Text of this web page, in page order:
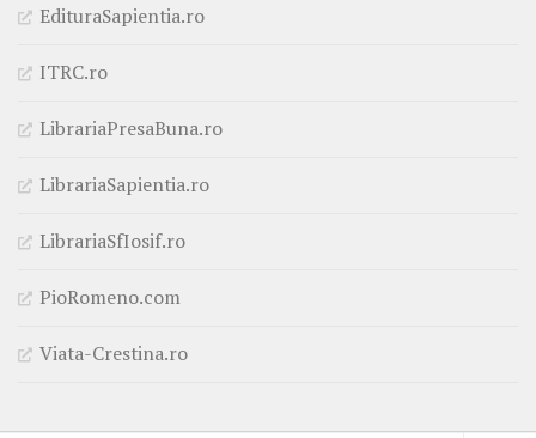
EdituraSapientia.ro
ITRC.ro
LibrariaPresaBuna.ro
LibrariaSapientia.ro
LibrariaSfIosif.ro
PioRomeno.com
Viata-Crestina.ro